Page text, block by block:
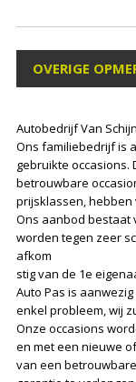
OVERIGE
Autobedrijf Van
Ons familiebedrijf is
gebruikte occasions.
betrouwbare
prijsklassen,
Ons aanbod bestaat
worden tegen zeer
afkom
stig van de 1e
Auto Pas is
enkel probleem, wij
Onze occasions
en met een nieuwe
van een